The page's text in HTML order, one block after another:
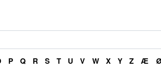
P Q R S T U V W X Y Z Æ Ø